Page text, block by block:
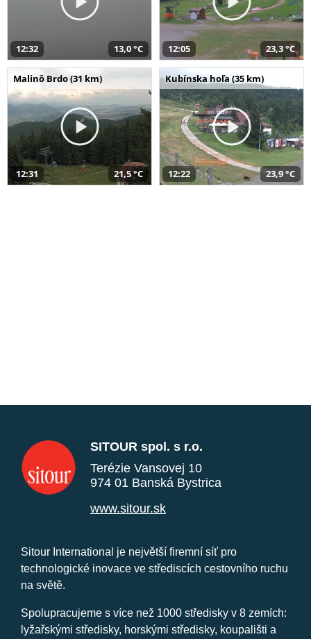
12:32 13,0 °C 12:05 23,3 °C
Malinô Brdo (31 km)
12:31 21,5 °C
Kubínska hoľa (35 km)
12:22 23,9 °C
SITOUR spol. s r.o.
Terézie Vansovej 10
974 01 Banská Bystrica
www.sitour.sk
Sitour International je největší firemní síť pro
technologické inovace ve střediscích cestovního ruchu
na světě.
Spolupracujeme s více než 1000 středisky v 8 zemích:
lyžařskými středisky, horskými středisky, koupališti a